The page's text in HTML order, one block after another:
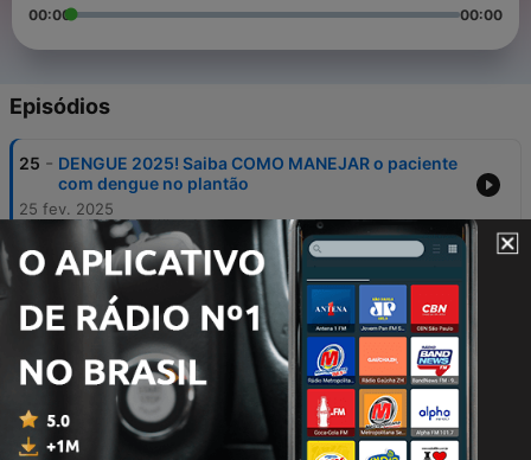
00:00 00:00
Episódios
25 - DENGUE 2025! Saiba COMO MANEJAR o paciente
com dengue no plantão
25 fev. 2025
24
ACLS 2025 - Atualização COMPLETA | O médico
plantonista tem que saber disso!
18 fev. 2025
Cistite e o Sumário de Urina no plantão de
Emergência
22 - É normal ter medo de dar plantão | Medicina da